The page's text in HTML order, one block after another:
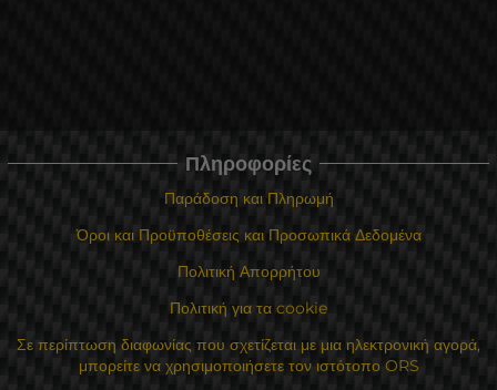
Πληροφορίες
Παράδοση και Πληρωμή
Όροι και Προϋποθέσεις και Προσωπικά Δεδομένα
Πολιτική Απορρήτου
Πολιτική για τα cookie
Σε περίπτωση διαφωνίας που σχετίζεται με μια ηλεκτρονική αγορά,
μπορείτε να χρησιμοποιήσετε τον ιστότοπο ORS